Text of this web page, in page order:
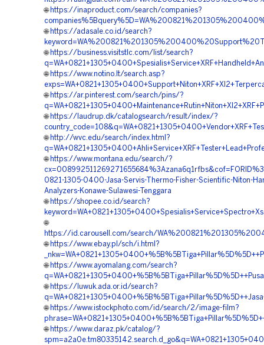
🌐 https://inaproduct.com/search/companies?
🌐 https://adasale.co.id/search?
🌐 https://business.visitstlc.com/list/search?
🌐 https://www.notino.lt/search.asp?
🌐 https://ar.pinterest.com/search/pins/?
🌐 https://laudrup.dk/catalogsearch/result/index/?
🌐 http://wvc.edu/search/index.html?
🌐 https://www.montana.edu/search/?
0821-1305-0400-Jasa-Servis-Thermo-Fisher-Scientific-Niton-
Analyzers-Konawe-Sulawesi-Tenggara
🌐 https://shopee.co.id/search?
🌐
https://id.carousell.com/search/
🌐 https://www.ebay.pl/sch/i.html?
🌐 https://www.ayomalang.com/search?
🌐 https://luwuk.ada.or.id/search?
🌐 https://www.istockphoto.com/id/search/2/image-film?
🌐 https://www.daraz.pk/catalog/?